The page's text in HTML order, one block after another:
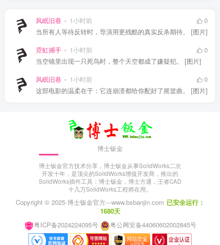
风眠旧巷 1小时前
0
当所有人等待反转时，导演用更残酷的真实反杀期待。 [图片]
霓虹捕手 1小时前
0
当空镜里出现一只死鸟时，整个天空都成了嫌疑犯。 [图片]
风眠旧巷 1小时前
0
这部电影的温柔在于：它连崩溃都给你配好了摇篮曲。 [图片]
博士钣金
博士钣金官方技术分享，博士钣金从事SolidWorks二次
开发十年，是顶尖的SolidWorks增值开发商，推出的
SolidWorks插件工具：博士钣金，博士方通，王者CAD
十几万SolidWorks工程师在用。
Copyright © 2025·博士钣金官方---www.bsbanjin.com 已安全运行：
1680天
粤ICP备2024224095号
粤公网安备44060602002845号